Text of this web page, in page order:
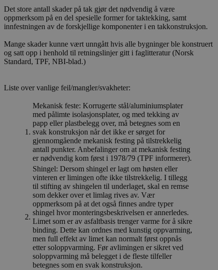
Det store antall skader på tak gjør det nødvendig å være
oppmerksom på en del spesielle former for taktekking, samt
innfestningen av de forskjellige komponenter i en takkonstruksjon.
Mange skader kunne vært unngått hvis alle bygninger ble konstruert
og satt opp i henhold til retningslinjer gitt i faglitteratur (Norsk
Standard, TPF, NBI-blad.)
Liste over vanlige feil/mangler/svakheter:
1.
Mekanisk feste: Korrugerte stål/aluminiumsplater
med pålimte isolasjonsplater, og med tekking av
papp eller plastbelegg over, må betegnes som en
svak konstruksjon når det ikke er sørget for
gjennomgående mekanisk festing på tilstrekkelig
antall punkter. Anbefalinger om at mekanisk festing
er nødvendig kom først i 1978/79 (TPF informerer).
2.
Shingel: Dersom shingel er lagt om høsten eller
vinteren er limingen ofte ikke tilstrekkelig. I tillegg
til stifting av shingelen til underlaget, skal en remse
som dekker over et limlag rives av. Vær
oppmerksom på at det også finnes andre typer
shingel hvor monteringsbeskrivelsen er annerledes.
Limet som er av asfaltbasis trenger varme for å sikre
binding. Dette kan ordnes med kunstig oppvarming,
men full effekt av limet kan normalt først oppnås
etter soloppvarming. Før avlimingen er sikret ved
soloppvarming må belegget i de fleste tilfeller
betegnes som en svak konstruksjon.